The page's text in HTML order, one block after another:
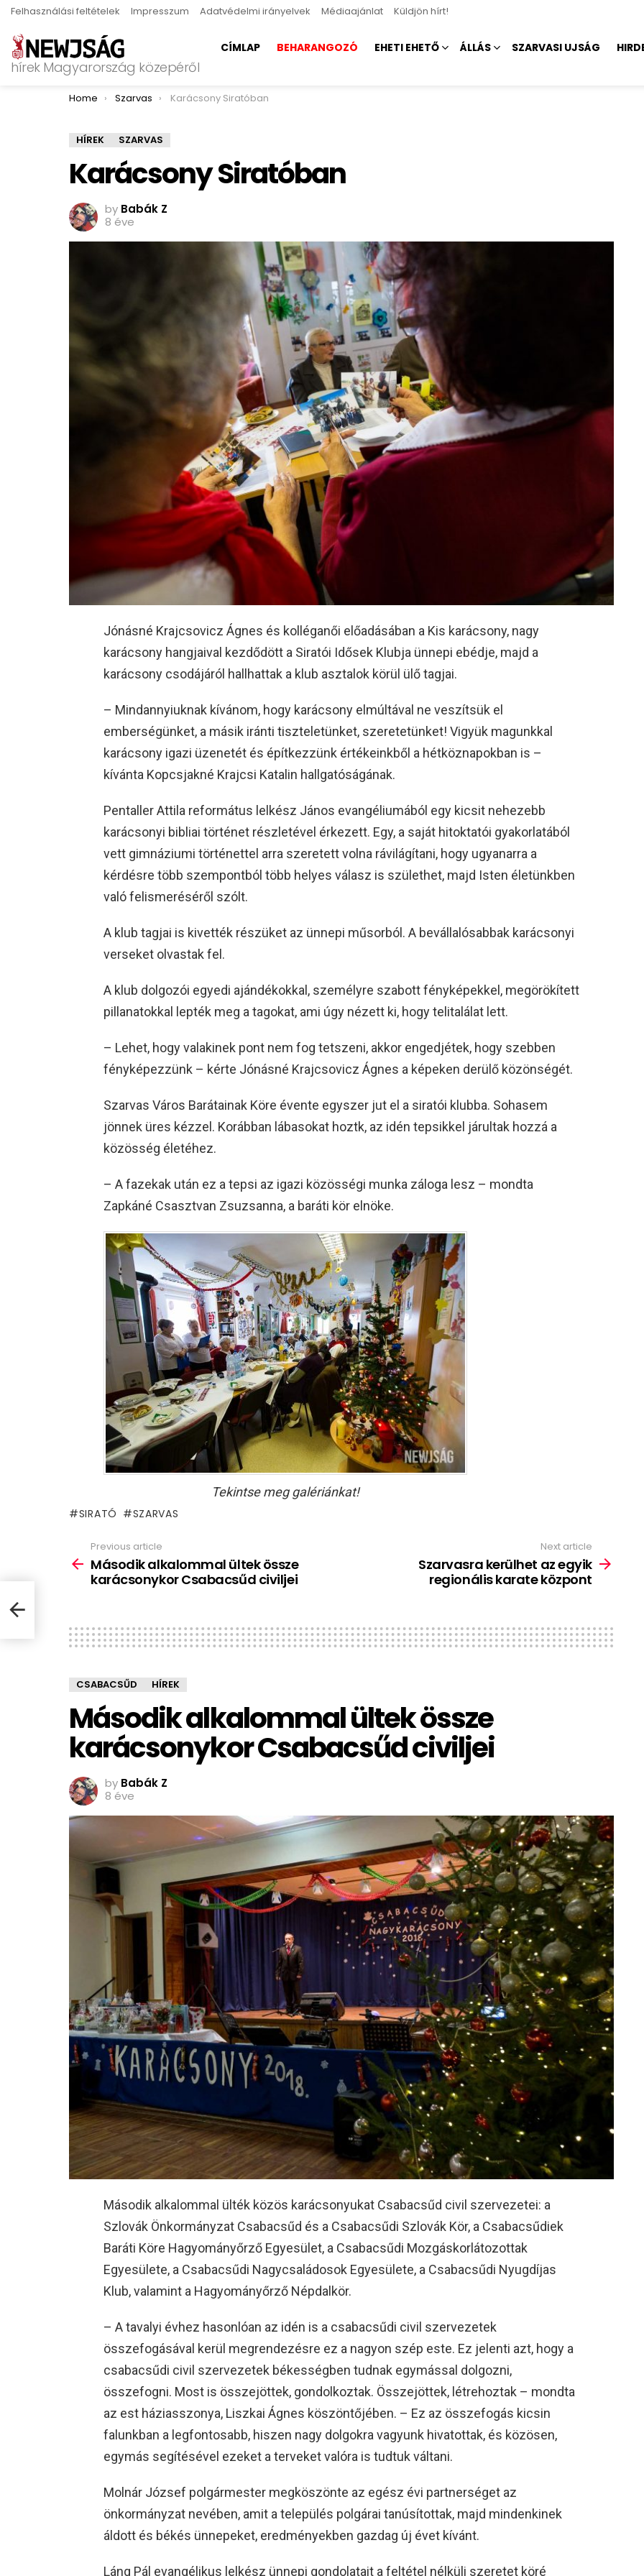
Felhasználási feltételek Impresszum Adatvédelmi irányelvek Médiaajánlat Küldjön hírt!
hírek Magyarország közepéről
CÍMLAP BEHARANGOZÓ EHETI EHETŐ ÁLLÁS SZARVASI UJSÁG
You are here:
Home Szarvas Karácsony Siratóban
HÍREK SZARVAS
Karácsony Siratóban
by Babák Z
8 éve
Jónásné Krajcsovicz Ágnes és kolléganői előadásában a Kis karácsony, nagy
karácsony hangjaival kezdődött a Siratói Idősek Klubja ünnepi ebédje, majd a
karácsony csodájáról hallhattak a klub asztalok körül ülő tagjai.
– Mindannyiuknak kívánom, hogy karácsony elmúltával ne veszítsük el
emberségünket, a másik iránti tiszteletünket, szeretetünket! Vigyük magunkkal
karácsony igazi üzenetét és építkezzünk értékeinkből a hétköznapokban is –
kívánta Kopcsjakné Krajcsi Katalin hallgatóságának.
Pentaller Attila református lelkész János evangéliumából egy kicsit nehezebb
karácsonyi bibliai történet részletével érkezett. Egy, a saját hitoktatói gyakorlatából
vett gimnáziumi történettel arra szeretett volna rávilágítani, hogy ugyanarra a
kérdésre több szempontból több helyes válasz is születhet, majd Isten életünkben
való felismeréséről szólt.
A klub tagjai is kivették részüket az ünnepi műsorból. A bevállalósabbak karácsonyi
verseket olvastak fel.
A klub dolgozói egyedi ajándékokkal, személyre szabott fényképekkel, megörökített
pillanatokkal lepték meg a tagokat, ami úgy nézett ki, hogy telitalálat lett.
– Lehet, hogy valakinek pont nem fog tetszeni, akkor engedjétek, hogy szebben
fényképezzünk – kérte Jónásné Krajcsovicz Ágnes a képeken derülő közönségét.
Szarvas Város Barátainak Köre évente egyszer jut el a siratói klubba. Sohasem
jönnek üres kézzel. Korábban lábasokat hoztk, az idén tepsikkel járultak hozzá a
közösség életéhez.
– A fazekak után ez a tepsi az igazi közösségi munka záloga lesz – mondta
Zapkáné Csasztvan Zsuzsanna, a baráti kör elnöke.
Tekintse meg galériánkat!
SIRATÓ SZARVAS
more
Previous article
Második alkalommal ültek össze
karácsonykor Csabacsűd civiljei
Next article
Szarvasra kerülhet az egyik
regionális karate központ
CSABACSŰD HÍREK
Második alkalommal ültek össze
karácsonykor Csabacsűd civiljei
by Babák Z
8 éve
Második alkalommal ülték közös karácsonyukat Csabacsűd civil szervezetei: a
Szlovák Önkormányzat Csabacsűd és a Csabacsűdi Szlovák Kör, a Csabacsűdiek
Baráti Köre Hagyományőrző Egyesület, a Csabacsűdi Mozgáskorlátozottak
Egyesülete, a Csabacsűdi Nagycsaládosok Egyesülete, a Csabacsűdi Nyugdíjas
Klub, valamint a Hagyományőrző Népdalkör.
– A tavalyi évhez hasonlóan az idén is a csabacsűdi civil szervezetek
összefogásával kerül megrendezésre ez a nagyon szép este. Ez jelenti azt, hogy a
csabacsűdi civil szervezetek békességben tudnak egymással dolgozni,
összefogni. Most is összejöttek, gondolkoztak. Összejöttek, létrehoztak – mondta
az est háziasszonya, Liszkai Ágnes köszöntőjében. – Ez az összefogás kicsin
falunkban a legfontosabb, hiszen nagy dolgokra vagyunk hivatottak, és közösen,
egymás segítésével ezeket a terveket valóra is tudtuk váltani.
Molnár József polgármester megköszönte az egész évi partnerséget az
önkormányzat nevében, amit a település polgárai tanúsítottak, majd mindenkinek
áldott és békés ünnepeket, eredményekben gazdag új évet kívánt.
Láng Pál evangélikus lelkész ünnepi gondolatait a feltétel nélküli szeretet köré